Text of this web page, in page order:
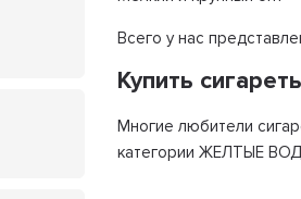
Всего у нас
Купить
Многие любители
категории ЖЕЛТЫЕ